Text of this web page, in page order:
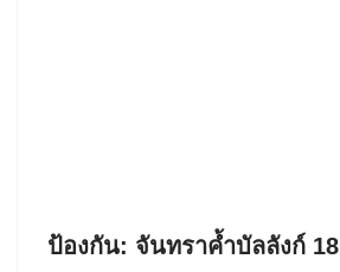
ป้องกัน: จันทราค้ำบัลลังก์ 18